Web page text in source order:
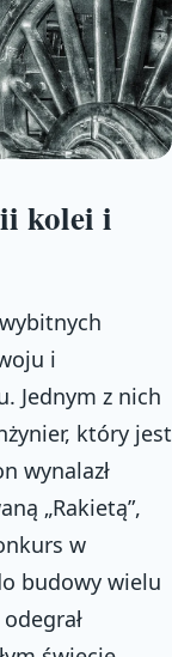
kolei i
i
Jednym z nich
który jest
wynalazł
„Rakietą”,
w
budowy wielu